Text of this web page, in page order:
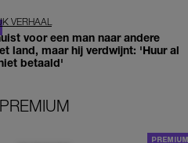
VERHAAL
voor een man naar andere
land, maar hij verdwijnt: 'Huur al
betaald'
PREMIUM